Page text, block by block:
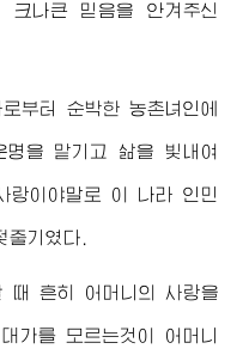
크나큰 믿음을 안겨주신
부터 순박한 농촌녀인에
명을 맡기고 삶을 빛내여
랑이야말로 이 나라 인민
기였다.
때 흔히 어머니의 사랑을
가를 모르는것이 어머니